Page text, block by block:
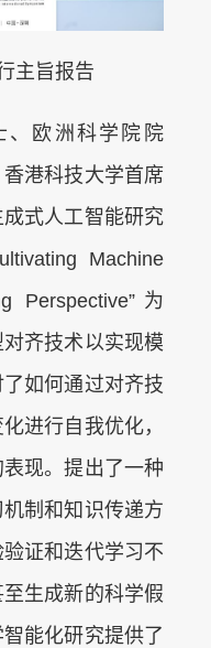
主旨报告
、欧洲科学院院
港科技大学首席
式人工智能研究
Machine
Perspective”为
齐技术以实现模
如何通过对齐技
进行自我优化，
现。提出了一种
制和知识传递方
证和迭代学习不
生成新的科学假
能化研究提供了